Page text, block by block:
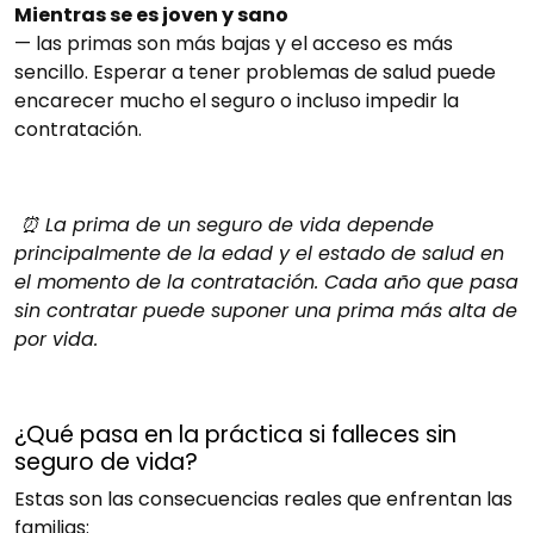
Mientras se es joven y sano
— las primas son más bajas y el acceso es más
sencillo. Esperar a tener problemas de salud puede
encarecer mucho el seguro o incluso impedir la
contratación.
⏰ La prima de un seguro de vida depende
principalmente de la edad y el estado de salud en
el momento de la contratación. Cada año que pasa
sin contratar puede suponer una prima más alta de
por vida.
¿Qué pasa en la práctica si falleces sin
seguro de vida?
Estas son las consecuencias reales que enfrentan las